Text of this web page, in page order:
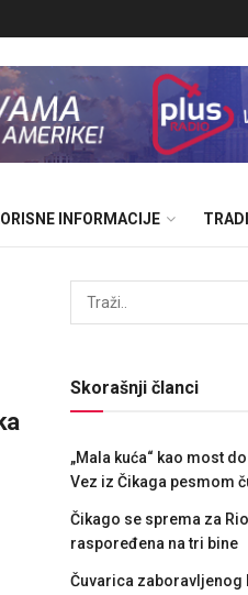
INFORMACIJE
Skorašnji članci
„Mala kuća“ kao most
Vez iz Čikaga pesmom
Čikago se sprema za
raspoređena na tri bine
Čuvarica zaboravljenog